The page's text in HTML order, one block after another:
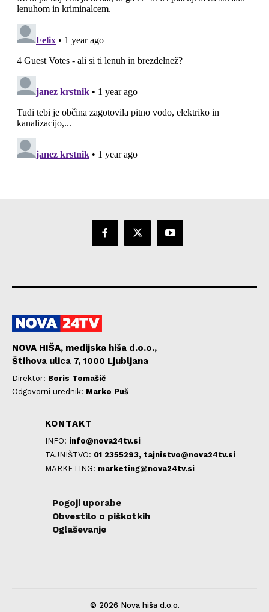
NOVA HIŠA, medijska hiša d.o.o.,
Štihova ulica 7, 1000 Ljubljana
Direktor: Boris Tomašič
Odgovorni urednik: Marko Puš
KONTAKT
INFO: info@nova24tv.si
TAJNIŠTVO: 01 2355293, tajnistvo@nova24tv.si
MARKETING: marketing@nova24tv.si
Pogoji uporabe
Obvestilo o piškotkih
Oglaševanje
© 2026 Nova hiša d.o.o.